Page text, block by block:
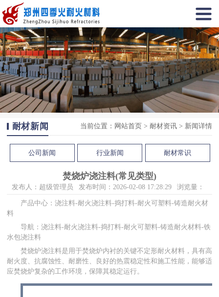
耐材新闻 当前位置： 网站首页 > 耐材资讯 > 新闻详情
公司新闻 行业新闻 耐材常识
焚烧炉浇注料(常见类型)
发布人：超级管理员 发布时间：2026-02-08 17:28:29 浏览量：
产品中心：浇注料-耐火浇注料-捣打料-耐火可塑料-铸造耐火材
料
导航：浇注料-耐火浇注料-捣打料-耐火可塑料-铸造耐火材料-铁
水包浇注料
焚烧炉浇注料是用于焚烧炉内衬的关键不定形耐火材料，具有高
耐火度、抗腐蚀性、耐磨性、良好的热震稳定性和施工性能，能够适
应焚烧炉复杂的工作环境，保障其稳定运行。